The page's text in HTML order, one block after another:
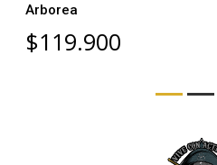
Arborea
$119.900